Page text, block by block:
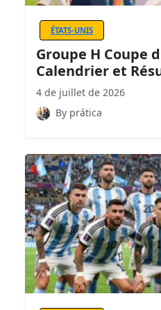
ÉTATS-UNIS
Groupe H Coupe
Calendrier et
4 de juillet de 2026
By prática